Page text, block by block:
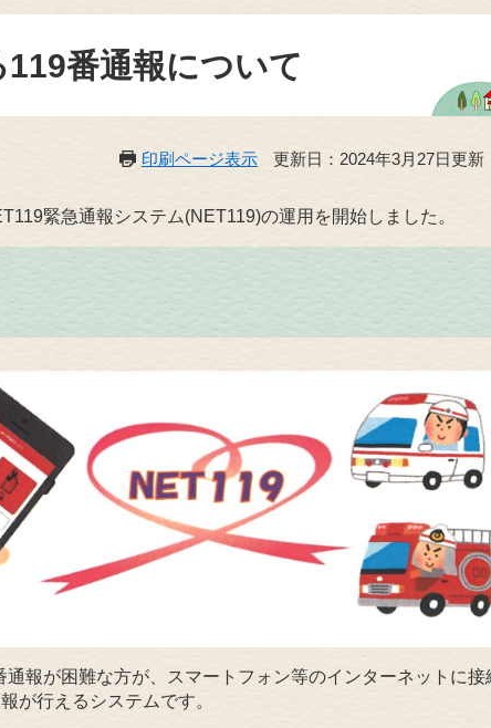
番通報について
印刷ページ表示 更新日：2024年3月27日更新
緊急通報システム(NET119)の運用を開始しました。
報が困難な方が、スマートフォン等のインターネットに接
が行えるシステムです。